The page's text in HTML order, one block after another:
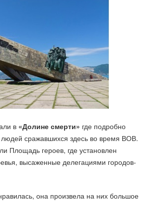
в «Долине смерти» где подробно
людей сражавшихся здесь во время ВОВ.
Площадь героев, где установлен
высаженные делегациями городов-
она произвела на них большое